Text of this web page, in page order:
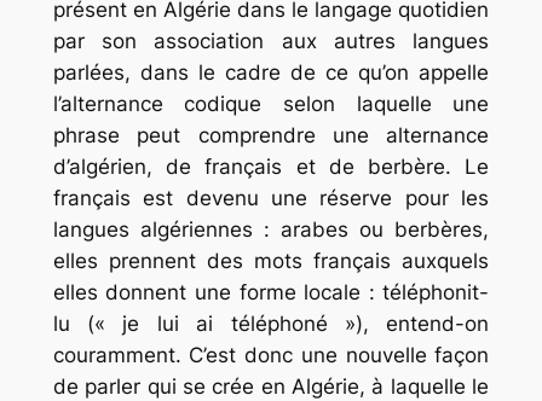
présent en Algérie dans le langage quotidien
par son association aux autres langues
parlées, dans le cadre de ce qu’on appelle
l’alternance codique selon laquelle une
phrase peut comprendre une alternance
d’algérien, de français et de berbère. Le
français est devenu une réserve pour les
langues algériennes : arabes ou berbères,
elles prennent des mots français auxquels
elles donnent une forme locale : téléphonit-
lu (« je lui ai téléphoné »), entend-on
couramment. C’est donc une nouvelle façon
de parler qui se crée en Algérie, à laquelle le